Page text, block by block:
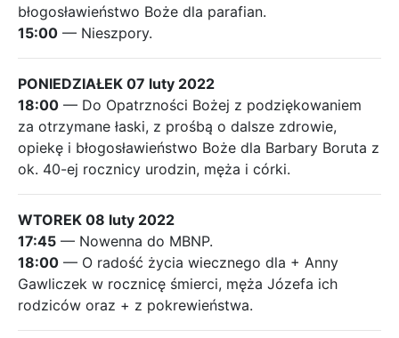
błogosławieństwo Boże dla parafian.
15:00 — Nieszpory.
PONIEDZIAŁEK 07 luty 2022
18:00 — Do Opatrzności Bożej z podziękowaniem
za otrzymane łaski, z prośbą o dalsze zdrowie,
opiekę i błogosławieństwo Boże dla Barbary Boruta z
ok. 40-ej rocznicy urodzin, męża i córki.
WTOREK 08 luty 2022
17:45 — Nowenna do MBNP.
18:00 — O radość życia wiecznego dla + Anny
Gawliczek w rocznicę śmierci, męża Józefa ich
rodziców oraz + z pokrewieństwa.